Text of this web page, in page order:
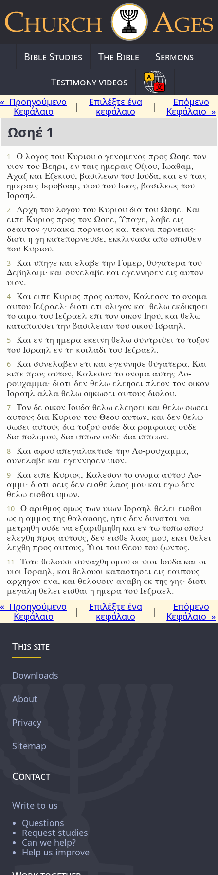
Bible Studies The Bible
Sermons
Testimony videos
« Προηγούμενο
Κεφάλαιο
|
Επιλέξτε ένα
κεφάλαιο
|
Επόμενο
Κεφάλαιο »
Ωσηέ 1
1
Ο λογος του Κυριου ο γενομενος προς Ωσηε τον
υιον του Βεηρι, εν ταις ημεραις Οζιου, Ιωαθαμ,
Αχαζ και Εζεκιου, βασιλεων του Ιουδα, και εν ταις
ημεραις Ιεροβοαμ, υιου του Ιωας, βασιλεως του
Ισραηλ.
2
Αρχη του λογου του Κυριου δια του Ωσηε. Και
ειπε Κυριος προς τον Ωσηε, Υπαγε, λαβε εις
σεαυτον γυναικα πορνειας και τεκνα πορνειας·
διοτι η γη κατεπορνευσε, εκκλινασα απο οπισθεν
του Κυριου.
3
Και υπηγε και ελαβε την Γομερ, θυγατερα του
Δεβηλαιμ· και συνελαβε και εγεννησεν εις αυτον
υιον.
4
Και ειπε Κυριος προς αυτον, Καλεσον το ονομα
αυτου Ιεζραελ· διοτι ετι ολιγον και θελω εκδικησει
το αιμα του Ιεζραελ επι τον οικον Ιηου, και θελω
καταπαυσει την βασιλειαν του οικου Ισραηλ.
5
Και εν τη ημερα εκεινη θελω συντριψει το τοξον
του Ισραηλ εν τη κοιλαδι του Ιεζραελ.
6
Και συνελαβεν ετι και εγεννησε θυγατερα. Και
ειπε προς αυτον, Καλεσον το ονομα αυτης Λο-
ρουχαμμα· διοτι δεν θελω ελεησει πλεον τον οικον
Ισραηλ αλλα θελω σηκωσει αυτους διολου.
7
Τον δε οικον Ιουδα θελω ελεησει και θελω σωσει
αυτους δια Κυριου του Θεου αυτων, και δεν θελω
σωσει αυτους δια τοξου ουδε δια ρομφαιας ουδε
δια πολεμου, δια ιππων ουδε δια ιππεων.
8
Και αφου απεγαλακτισε την Λο-ρουχαμμα,
συνελαβε και εγεννησεν υιον.
9
Και ειπε Κυριος, Καλεσον το ονομα αυτου Λο-
αμμι· διοτι σεις δεν εισθε λαος μου και εγω δεν
θελω εισθαι υμων.
10
Ο αριθμος ομως των υιων Ισραηλ θελει εισθαι
ως η αμμος της θαλασσης, ητις δεν δυναται να
μετρηθη ουδε να εξαριθμηθη και εν τω τοπω οπου
ελεχθη προς αυτους, δεν εισθε λαος μου, εκει θελει
λεχθη προς αυτους, Υιοι του Θεου του ζωντος.
11
Τοτε θελουσι συναχθη ομου οι υιοι Ιουδα και οι
υιοι Ισραηλ, και θελουσι καταστησει εις εαυτους
αρχηγον ενα, και θελουσιν αναβη εκ της γης· διοτι
μεγαλη θελει εισθαι η ημερα του Ιεζραελ.
« Προηγούμενο
Κεφάλαιο
|
Επιλέξτε ένα
κεφάλαιο
|
Επόμενο
Κεφάλαιο »
This site
Downloads
About
Privacy
Sitemap
Contact
Write to us
Questions
Request studies
Can we help?
Help us improve